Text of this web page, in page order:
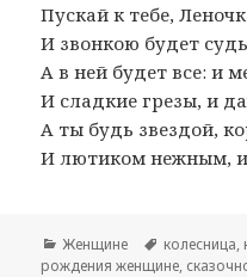
Пускай к тебе,
И звонкою будет
А в ней будет все: и
И сладкие грезы, и
А ты будь звездой,
И лютиком нежным, и
Рубрики
Женщине Метки
колесница,
рождения женщине,